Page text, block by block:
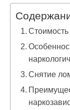
Стоимость
Снятие